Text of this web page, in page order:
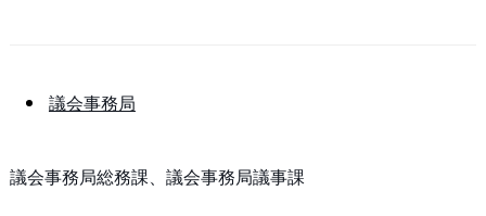
議会事務局
議会事務局総務課、議会事務局議事課